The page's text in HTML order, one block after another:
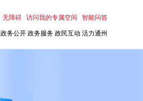
无障碍 访问我的专属空间 智能问答
政务公开 政务服务 政民互动 活力通州